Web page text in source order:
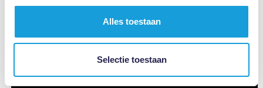
Alles toestaan
Selectie toestaan